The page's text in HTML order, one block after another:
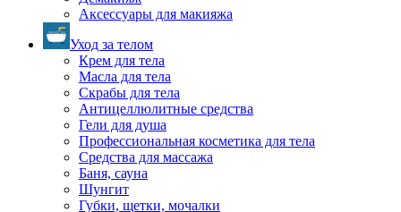
Аксессуары для макияжа
Уход за телом
Крем для тела
Масла для тела
Скрабы для тела
Антицеллюлитные средства
Гели для душа
Профессиональная косметика для тела
Средства для массажа
Баня, сауна
Шунгит
Губки, щетки, мочалки